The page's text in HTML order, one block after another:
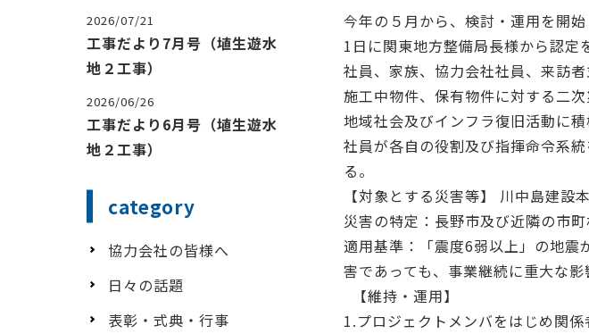
今年の５月から、検討・運用を開
1日に関東地方整備局長様から認定
社員、家族、協力会社社員、来訪
施工中物件、保有物件に対する二
地域社会及びインフラ復旧活動に
社員が各自の役割及び指揮命令系
る。
【対象とする災害等】 川中島建設
災害の特定：長野市及び近隣の市
適用基準：「震度6弱以上」の地震
害であっても、事業継続に重大な
【維持・運用】
1.プロジェクトメンバをはじめ関
2026/07/21
工事だより7月号（埴生遊水
地２工事）
2026/06/26
工事だより6月号（埴生遊水
地２工事）
category
協力会社の皆様へ
日々の話題
表彰・式典・行事